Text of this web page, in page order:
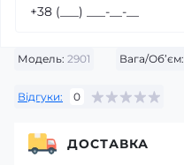
Модель: 2901 Вага/Об’єм:
Відгуки: 0
ДОСТАВКА